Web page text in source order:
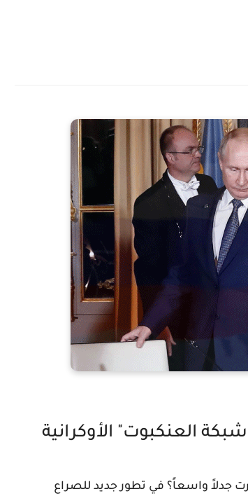
العنكبوت" الأوكرانية
جدلاً واسعاً؟ في تطور جديد للصراع